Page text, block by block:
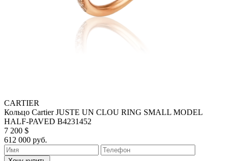
CARTIER
Кольцо Cartier JUSTE UN CLOU RING SMALL MODEL
HALF-PAVED B4231452
7 200 $
612 000 руб.